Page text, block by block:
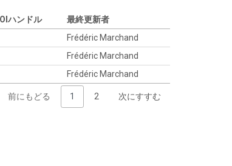
ハンドル
最終更新者
Frédéric Marchand
Frédéric Marchand
Frédéric Marchand
前にもどる 1 2 次にすすむ